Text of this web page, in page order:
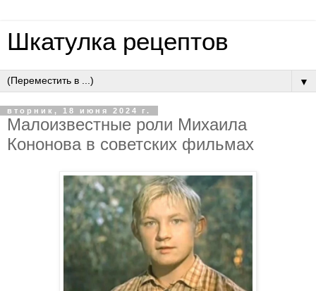
Шкатулка рецептов
▼
вторник, 18 июня 2024 г.
Малоизвестные роли Михаила
Кононова в советских фильмах